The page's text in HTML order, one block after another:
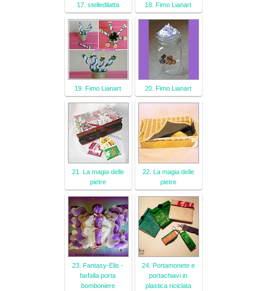
17. stelledilatta 18. Fimo Lianart
19. Fimo Lianart 20. Fimo Lianart
21. La magia delle
pietre
22. La magia delle
pietre
23. Fantasy-Elis -
farfalla porta
bomboniere
24. Portamonete e
portachiavi in
plastica riciclata